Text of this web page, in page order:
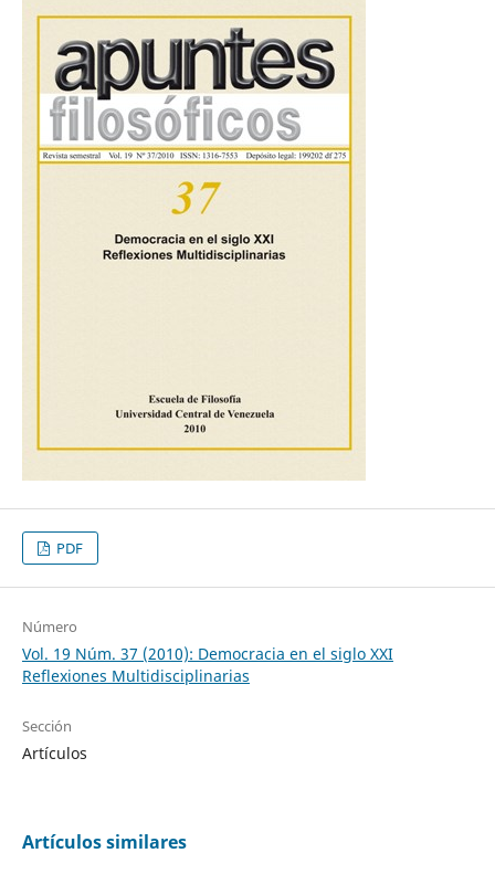
PDF
Número
Vol. 19 Núm. 37 (2010): Democracia en el siglo XXI
Reflexiones Multidisciplinarias
Sección
Artículos
Artículos similares